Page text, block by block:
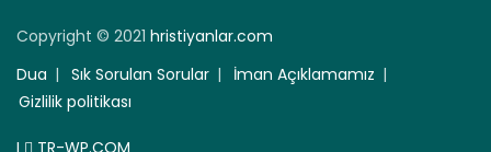
Copyright © 2021 hristiyanlar.com
Dua
Sık Sorulan Sorular
İman Açıklamamız
Gizlilik politikası
I TR-WP.COM